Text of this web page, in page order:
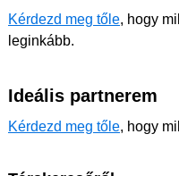
Kérdezd meg tőle, hogy
leginkább.
Ideális partnerem
Kérdezd meg tőle, hogy